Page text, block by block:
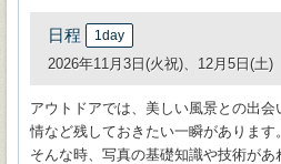
日程 1day
2026年11月3日(火祝)、12月5日(土)
アウトドアでは、美しい風景との出
情など残しておきたい一瞬があります。
そんな時、写真の基礎知識や技術があ